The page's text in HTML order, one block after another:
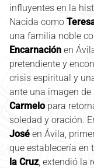
influyentes en la
Nacida como
una familia noble
Encarnación en
pretendiente y
crisis espiritual y
ante una imagen
Carmelopara
soledad y oración.
José en Ávila,
que establecería en
la Cruz, extendió la